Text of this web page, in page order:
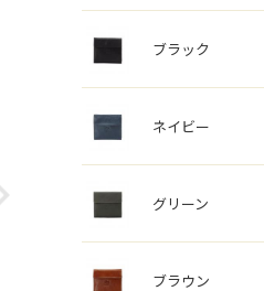
ブラック
ネイビー
グリーン
ブラウン